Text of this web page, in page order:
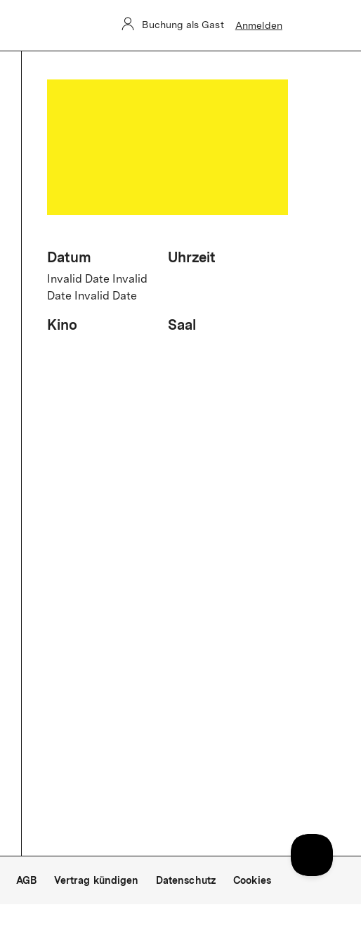
Buchung als Gast Anmelden
Datum
Invalid Date Invalid
Date Invalid Date
Uhrzeit
Kino Saal
AGB Vertrag kündigen Datenschutz Cookies